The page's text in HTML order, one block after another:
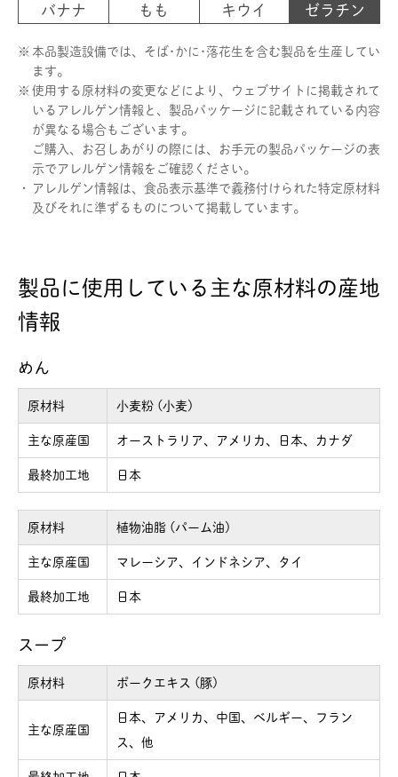
バナナ もも キウイ ゼラチン
※ 本品製造設備では、そば･かに･落花生を含む製品を生産してい
ます。
※ 使用する原材料の変更などにより、ウェブサイトに掲載されて
いるアレルゲン情報と、製品パッケージに記載されている内容
が異なる場合もございます。
ご購入、お召しあがりの際には、お手元の製品パッケージの表
示でアレルゲン情報をご確認ください。
・
アレルゲン情報は、食品表示基準で義務付けられた特定原材料
及びそれに準ずるものについて掲載しています。
製品に使用している主な原材料の産地
情報
めん
原材料 小麦粉 (小麦)
主な原産国 オーストラリア、アメリカ、日本、カナダ
最終加工地 日本
原材料 植物油脂 (パーム油)
主な原産国 マレーシア、インドネシア、タイ
最終加工地 日本
スープ
原材料 ポークエキス (豚)
主な原産国
日本、アメリカ、中国、ベルギー、フラン
ス、他